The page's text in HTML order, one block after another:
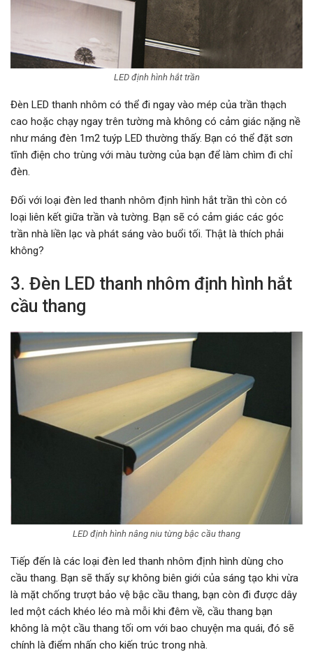
LED định hình hắt trần
Đèn LED thanh nhôm có thể đi ngay vào mép của trần thạch
cao hoặc chạy ngay trên tường mà không có cảm giác nặng nề
như máng đèn 1m2 tuýp LED thường thấy. Bạn có thể đặt sơn
tĩnh điện cho trùng với màu tường của bạn để làm chìm đi chỉ
đèn.
Đối với loại đèn led thanh nhôm định hình hắt trần thì còn có
loại liên kết giữa trần và tường. Bạn sẽ có cảm giác các góc
trần nhà liền lạc và phát sáng vào buổi tối. Thật là thích phải
không?
3. Đèn LED thanh nhôm định hình hắt
cầu thang
LED định hình nâng niu từng bậc cầu thang
Tiếp đến là các loại đèn led thanh nhôm định hình dùng cho
cầu thang. Bạn sẽ thấy sự không biên giới của sáng tạo khi vừa
là mặt chống trượt bảo vệ bậc cầu thang, bạn còn đi được dây
led một cách khéo léo mà mỗi khi đêm về, cầu thang bạn
không là một cầu thang tối om với bao chuyện ma quái, đó sẽ
chính là điểm nhấn cho kiến trúc trong nhà.